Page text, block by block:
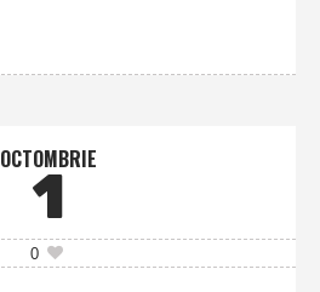
OCTOMBRIE
1
0